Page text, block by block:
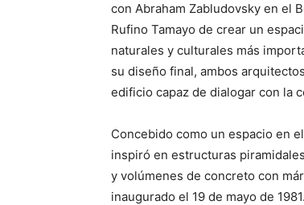
con Abraham Zabludovsky en el
Rufino Tamayo de crear un
naturales y culturales más
su diseño final, ambos
edificio capaz de dialogar con la
Concebido como un espacio en
inspiró en estructuras
y volúmenes de concreto con
inaugurado el 19 de mayo de 1981.